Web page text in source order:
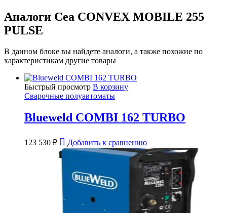
Аналоги Cea CONVEX MOBILE 255
PULSE
В данном блоке вы найдете аналоги, а также похожие по
характеристикам другие товары
Быстрый просмотр В корзину
Сварочные полуавтоматы
Blueweld COMBI 162 TURBO
123 530 ₽ Добавить к сравнению